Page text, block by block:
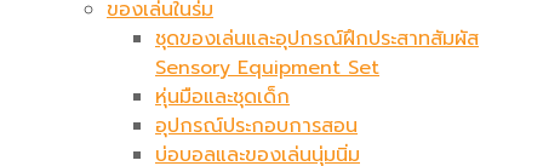
ของเล่นในร่ม
ชุดของเล่นและอุปกรณ์ฝึกประสาทสัมผัส
Sensory Equipment Set
หุ่นมือและชุดเด็ก
อุปกรณ์ประกอบการสอน
บ่อบอลและของเล่นนุ่มนิ่ม